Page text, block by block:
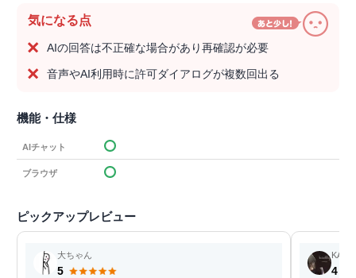
気になる点
AIの回答は不正確な場合があり再確認が必要
音声やAI利用時に許可ダイアログが複数回出る
機能・仕様
AIチャット
ブラウザ
ピックアップレビュー
大ちゃん
5
4